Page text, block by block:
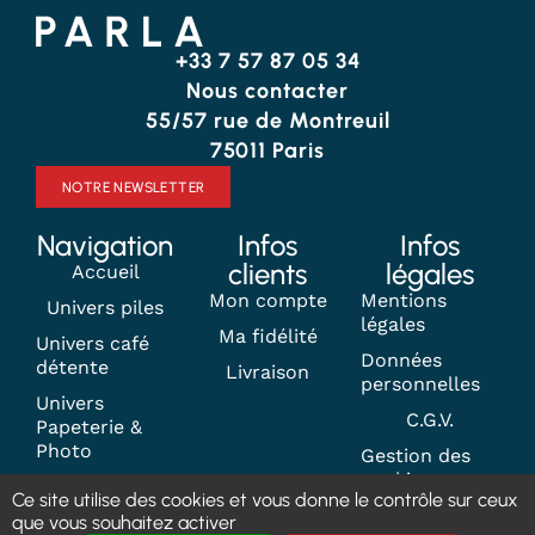
+33 7 57 87 05 34
Nous contacter
55/57 rue de Montreuil
75011 Paris
NOTRE NEWSLETTER
Navigation
Accueil
Univers piles
Univers café
détente
Univers
Papeterie &
Photo
Contact
Infos
clients
Mon compte
Ma fidélité
Livraison
Infos
légales
Mentions
légales
Données
personnelles
C.G.V.
Gestion des
cookies
Ce site utilise des cookies et vous donne le contrôle sur ceux
que vous souhaitez activer